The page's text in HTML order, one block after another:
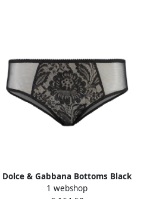
Dolce & Gabbana Bottoms Black
Dames
1 webshop